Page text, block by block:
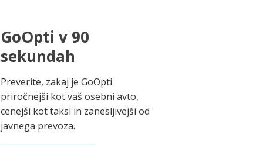
GoOpti v 90
sekundah
Preverite, zakaj je GoOpti
priročnejši kot vaš osebni avto,
cenejši kot taksi in zanesljivejši od
javnega prevoza.